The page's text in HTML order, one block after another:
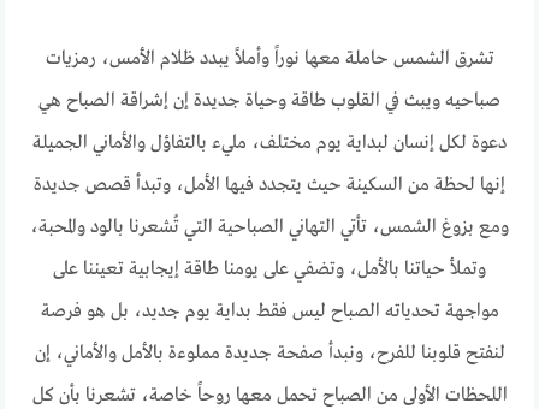
تشرق الشمس حاملة معها نوراً وأملاً يبدد ظلام الأمس، رمزيات
صباحيه ويبث في القلوب طاقة وحياة جديدة إن إشراقة الصباح هي
دعوة لكل إنسان لبداية يوم مختلف، مليء بالتفاؤل والأماني الجميلة
إنها لحظة من السكينة حيث يتجدد فيها الأمل، وتبدأ قصص جديدة
ومع بزوغ الشمس، تأتي التهاني الصباحية التي تُشعرنا بالود والمحبة،
وتملأ حياتنا بالأمل، وتضفي على يومنا طاقة إيجابية تعيننا على
مواجهة تحدياته الصباح ليس فقط بداية يوم جديد، بل هو فرصة
لنفتح قلوبنا للفرح، ونبدأ صفحة جديدة مملوءة بالأمل والأماني، إن
اللحظات الأولى من الصباح تحمل معها روحاً خاصة، تشعرنا بأن كل